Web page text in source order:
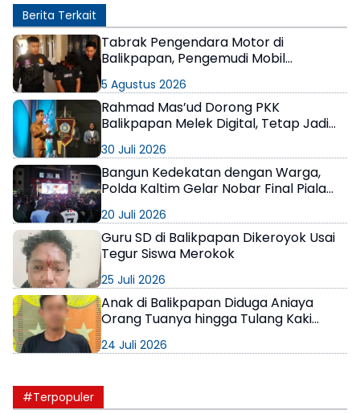
Berita Terkait
Tabrak Pengendara Motor di
Balikpapan, Pengemudi Mobil
5 Agustus 2026
Rahmad Mas’ud Dorong PKK
Balikpapan Melek Digital, Tetap Jadi
30 Juli 2026
Bangun Kedekatan dengan Warga,
Polda Kaltim Gelar Nobar Final Piala
20 Juli 2026
Guru SD di Balikpapan Dikeroyok Usai
Tegur Siswa Merokok
25 Juli 2026
Anak di Balikpapan Diduga Aniaya
Orang Tuanya hingga Tulang Kaki
24 Juli 2026
#Terpopuler